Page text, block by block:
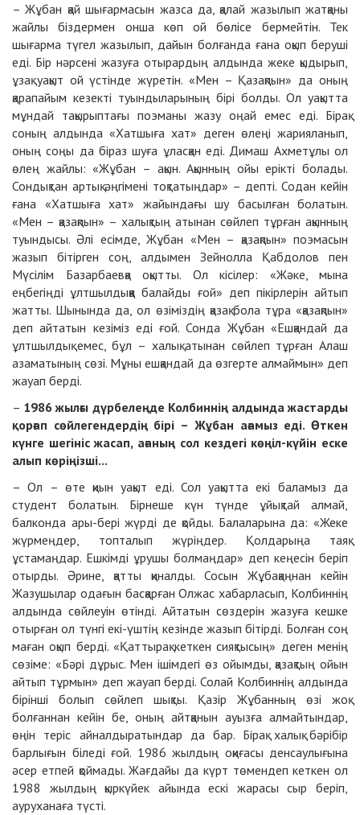
– Жұбан қай шығармасын жазса да, қалай жазылып жатқаны
жайлы біздермен онша көп ой бөлісе бермейтін. Тек
шығарма түгел жазылып, дайын болғанда ғана оқып беруші
еді. Бір нәрсені жазуға отырардың алдында жеке қыдырып,
ұзақ уақыт ой үстінде жүретін. «Мен – Қазақпын» да оның
қарапайым кезекті туындыларының бірі болды. Ол уақытта
мұндай тақырыптағы поэманы жазу оңай емес еді. Бірақ
соның алдында «Хатшыға хат» деген өлеңі жарияланып,
оның соңы да біраз шуға ұласқан еді. Димаш Ахметұлы ол
өлең жайлы: «Жұбан – ақын. Ақынның ойы ерікті болады.
Сондықтан артық әңгімені тоқтатыңдар» – депті. Содан кейін
ғана «Хатшыға хат» жайындағы шу басылған болатын.
«Мен – қазақпын» – халықтың атынан сөйлеп тұрған ақынның
туындысы. Әлі есімде, Жұбан «Мен – қазақпын» поэмасын
жазып бітірген соң, алдымен Зейнолла Қабдолов пен
Мүсілім Базарбаевқа оқытты. Ол кісілер: «Жәке, мына
еңбегіңді ұлтшылдыққа балайды ғой» деп пікірлерін айтып
жатты. Шынында да, ол өзіміздің қазақ бола тұра «қазақпын»
деп айтатын кезіміз еді ғой. Сонда Жұбан «Ешқандай да
ұлтшылдық емес, бұл – халық атынан сөйлеп тұрған Алаш
азаматының сөзі. Мұны ешқандай да өзгерте алмаймын» деп
жауап берді.
– 1986 жылғы дүрбелеңде Колбиннің алдында жастарды
қорғап сөйлегендердің бірі – Жұбан ағамыз еді. Өткен
күнге шегініс жасап, ағаның сол кездегі көңіл-күйін еске
алып көріңізші...
– Ол – өте қиын уақыт еді. Сол уақытта екі баламыз да
студент болатын. Бірнеше күн түнде ұйықтай алмай,
балконда ары-бері жүрді де қойды. Балаларына да: «Жеке
жүрмеңдер, топталып жүріңдер. Қолдарыңа таяқ
ұстамаңдар. Ешкімді ұрушы болмаңдар» деп кеңесін беріп
отырды. Әрине, қатты қиналды. Сосын Жұбақаңнан кейін
Жазушылар одағын басқарған Олжас хабарласып, Колбиннің
алдында сөйлеуін өтінді. Айтатын сөздерін жазуға кешке
отырған ол түнгі екі-үштің кезінде жазып бітірді. Болған соң
маған оқып берді. «Қаттырақ кеткен сияқтысың» деген менің
сөзіме: «Бәрі дұрыс. Мен ішімдегі өз ойымды, қазақтың ойын
айтып тұрмын» деп жауап берді. Солай Колбиннің алдында
бірінші болып сөйлеп шықты. Қазір Жұбанның өзі жоқ
болғаннан кейін бе, оның айтқанын ауызға алмайтындар,
өңін теріс айналдыратындар да бар. Бірақ халық бәрібір
барлығын біледі ғой. 1986 жылдың оқиғасы денсаулығына
әсер етпей қоймады. Жағдайы да күрт төмендеп кеткен ол
1988 жылдың қыркүйек айында ескі жарасы сыр беріп,
ауруханаға түсті.